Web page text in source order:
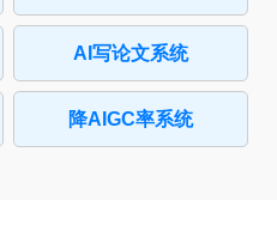
AI写论文系统
降AIGC率系统